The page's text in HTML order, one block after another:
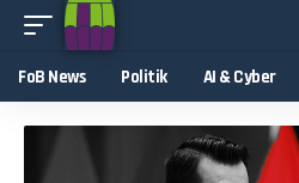
FoB News Politik AI & Cyber